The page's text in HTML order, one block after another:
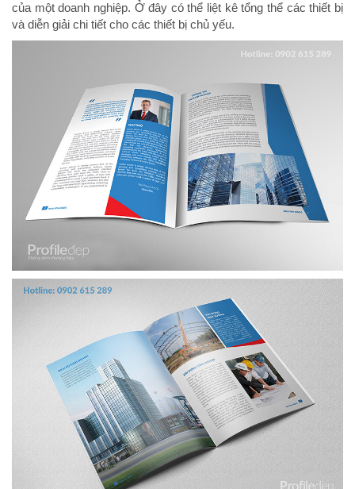
của một doanh nghiệp. Ở đây có thể liệt kê tổng thể các thiết bị
và diễn giải chi tiết cho các thiết bị chủ yếu.